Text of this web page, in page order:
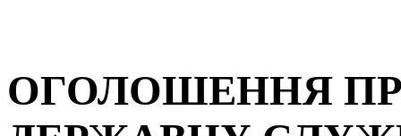
ОГОЛОШЕННЯ